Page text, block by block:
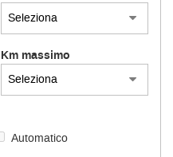
Km massimo
Automatico